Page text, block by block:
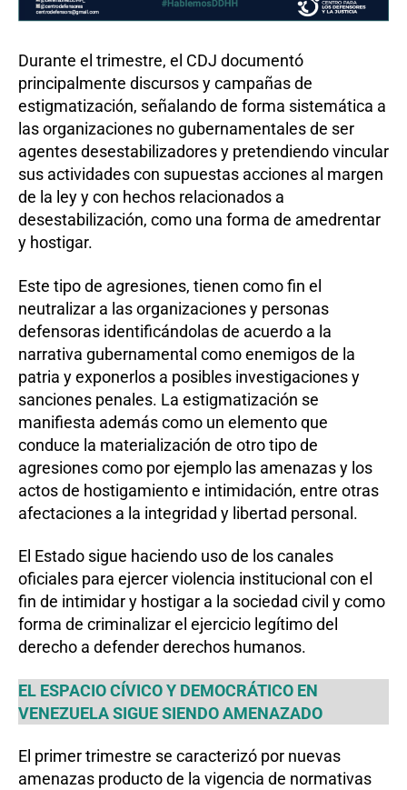
Durante el trimestre, el CDJ documentó
principalmente discursos y campañas de
estigmatización, señalando de forma sistemática a
las organizaciones no gubernamentales de ser
agentes desestabilizadores y pretendiendo vincular
sus actividades con supuestas acciones al margen
de la ley y con hechos relacionados a
desestabilización, como una forma de amedrentar
y hostigar.
Este tipo de agresiones, tienen como fin el
neutralizar a las organizaciones y personas
defensoras identificándolas de acuerdo a la
narrativa gubernamental como enemigos de la
patria y exponerlos a posibles investigaciones y
sanciones penales. La estigmatización se
manifiesta además como un elemento que
conduce la materialización de otro tipo de
agresiones como por ejemplo las amenazas y los
actos de hostigamiento e intimidación, entre otras
afectaciones a la integridad y libertad personal.
El Estado sigue haciendo uso de los canales
oficiales para ejercer violencia institucional con el
fin de intimidar y hostigar a la sociedad civil y como
forma de criminalizar el ejercicio legítimo del
derecho a defender derechos humanos.
EL ESPACIO CÍVICO Y DEMOCRÁTICO EN
VENEZUELA SIGUE SIENDO AMENAZADO
El primer trimestre se caracterizó por nuevas
amenazas producto de la vigencia de normativas